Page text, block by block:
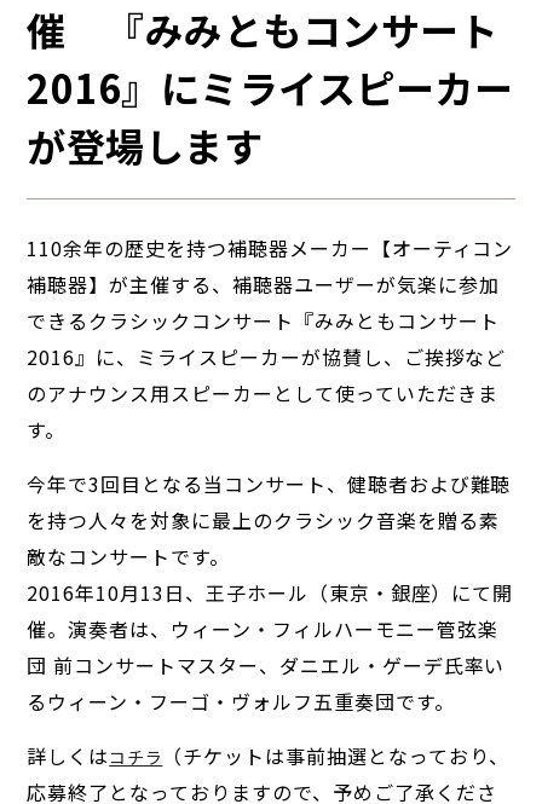
催 『みみともコンサート
2016』にミライスピーカー
が登場します
110余年の歴史を持つ補聴器メーカー【オーティコン
補聴器】が主催する、補聴器ユーザーが気楽に参加
できるクラシックコンサート『みみともコンサート
2016』に、ミライスピーカーが協賛し、ご挨拶など
のアナウンス用スピーカーとして使っていただきま
す。
今年で3回目となる当コンサート、健聴者および難聴
を持つ人々を対象に最上のクラシック音楽を贈る素
敵なコンサートです。
2016年10月13日、王子ホール（東京・銀座）にて開
催。演奏者は、ウィーン・フィルハーモニー管弦楽
団 前コンサートマスター、ダニエル・ゲーデ氏率い
るウィーン・フーゴ・ヴォルフ五重奏団です。
詳しくはコチラ
（チケットは事前抽選となっており、
応募終了となっておりますので、予めご了承くださ